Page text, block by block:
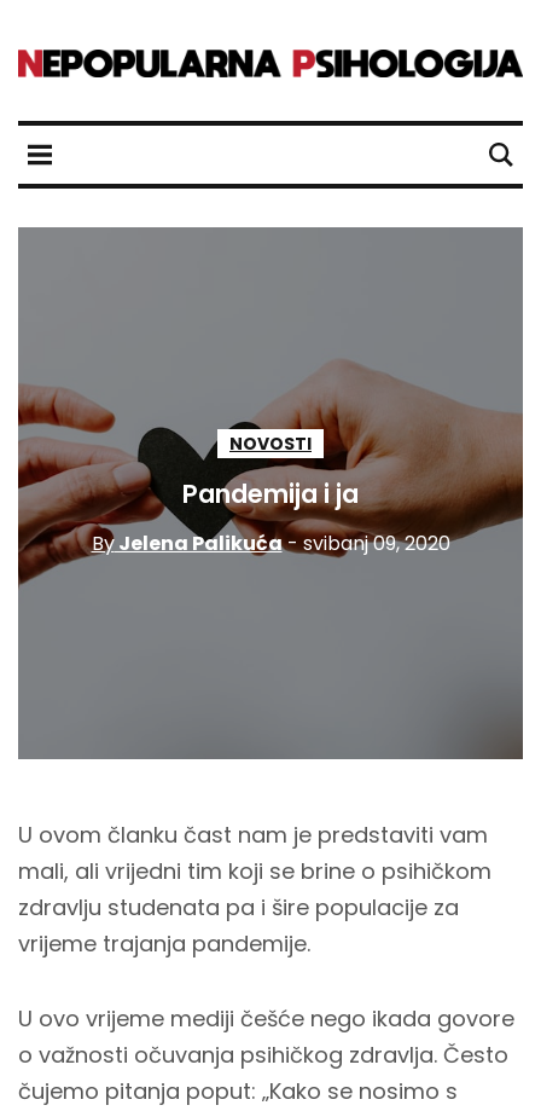
NOVOSTI
Pandemija i ja
ByJelena Palikuća- svibanj 09, 2020
U ovom članku čast nam je predstaviti vam
mali, ali vrijedni tim koji se brine o psihičkom
zdravlju studenata pa i šire populacije za
vrijeme trajanja pandemije.
U ovo vrijeme mediji češće nego ikada govore
o važnosti očuvanja psihičkog zdravlja. Često
čujemo pitanja poput: „Kako se nosimo s